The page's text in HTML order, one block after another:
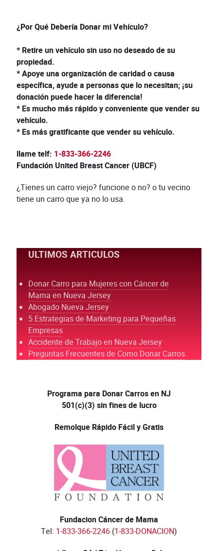
¿Por Qué Debería Donar mi Vehículo?
* Retire un vehículo sin uso no deseado de su
propiedad.
* Apoye una organización de caridad o causa
específica, ayude a personas que lo necesitan; ¡su
donación puede hacer la diferencia!
* Es mucho más rápido y conveniente que vender su
vehículo.
* Es más gratificante que vender su vehículo.
llame telf: 1-833-366-2246
Fundación United Breast Cancer (UBCF)
¿Tienes un carro viejo? funcione o no? o tu vecino
tiene un carro que ya no lo usa.
ULTIMOS ARTICULOS
Donar Carro para Mujeres con Cáncer de
Mama en Nueva Jersey
Abogado Nueva Jersey
5 Estrategias de Marketing para Pequeñas
Empresas
Accidente de Trabajo en Nueva Jersey
Preguntas Frecuentes de Como Donar Carros
Programa para Donar Carros en NJ
501(c)(3) sin fines de lucro
Remolque Rápido Fácil y Gratis
Fundacion Cáncer de Mama
Tel: 1-833-366-2246 (1-833-DONACION)